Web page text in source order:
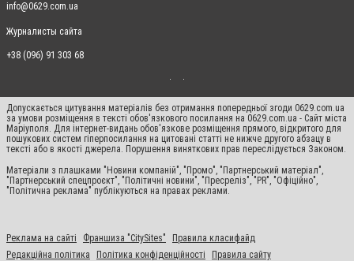
info@0629.com.ua
Журналисты сайта
+38 (096) 91 303 68
Допускається цитування матеріалів без отримання попередньої згоди 0629.com.ua
за умови розміщення в тексті обов'язкового посилання на 0629.com.ua - Сайт міста
Маріуполя. Для інтернет-видань обов'язкове розміщення прямого, відкритого для
пошукових систем гіперпосилання на цитовані статті не нижче другого абзацу в
тексті або в якості джерела. Порушення виняткових прав переслідується Законом.
Матеріали з плашками "Новини компаній", "Промо", "Партнерський матеріал",
"Партнерський спецпроєкт", "Політичні новини", "Пресреліз", "PR", "Офіційно",
"Політична реклама" публікуються на правах реклами.
Реклама на сайті Франшиза "CitySites"
Правила класифайд
Редакційна політика
Політика конфіденційності Правила сайту